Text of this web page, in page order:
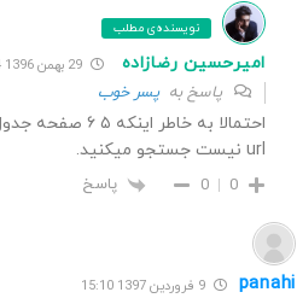
نویسنده‌ی مطلب
امیرحسین رضازاده 29 بهمن 1396 19:14
پاسخ بهپسر خوب
احتمالا به
url نیست جستجو میکنید.
0
0 پاسخ
panahi 9 فروردین 1397 15:10